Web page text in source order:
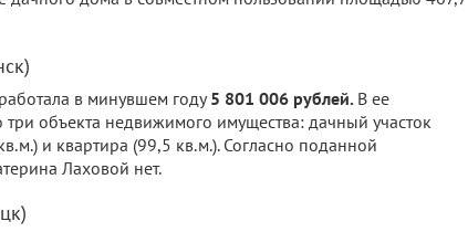
в минувшем году5 801 006 рублей. В ее
объекта недвижимого имущества: дачный участок
и квартира (99,5 кв.м.). Согласно поданной
Лаховой нет.